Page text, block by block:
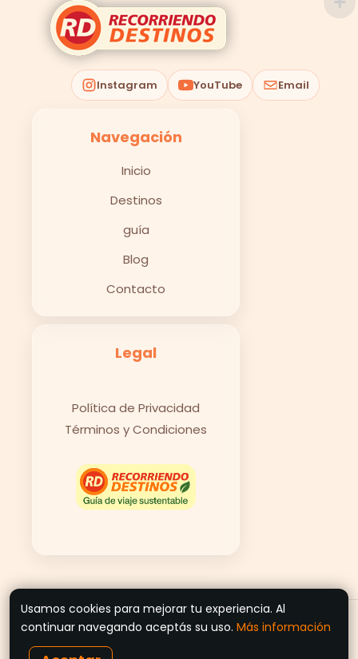
Instagram YouTube Email
Navegación
Inicio
Destinos
guía
Blog
Contacto
Legal
Política de Privacidad
Términos y Condiciones
© 2026 Recorriendo Destinos
Usamos cookies para mejorar tu experiencia. Al
continuar navegando aceptás su uso. Más información